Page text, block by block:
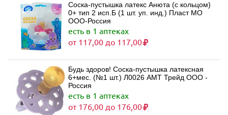
Соска-пустышка латекс Анюта (с кольцом)
0+ тип 2 исп.Б (1 шт. уп. инд.) Пласт МО
ООО-Россия
есть в 1 аптеках
от 117,00 до 117,00
Будь здоров! Соска-пустышка латексная
6+мес. (№1 шт.) Л0026 АМТ Трейд ООО -
Россия
есть в 1 аптеках
от 176,00 до 176,00